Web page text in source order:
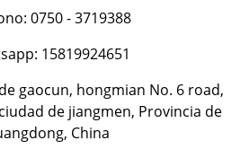
0750 - 3719388
15819924651
gaocun, hongmian No. 6 road,
de jiangmen, Provincia de
China